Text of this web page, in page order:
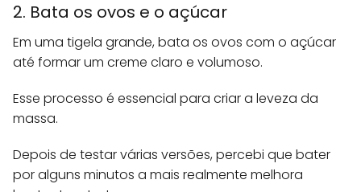
2. Bata os ovos e o açúcar
Em uma tigela grande, bata os ovos com o açúcar
até formar um creme claro e volumoso.
Esse processo é essencial para criar a leveza da
massa.
Depois de testar várias versões, percebi que bater
por alguns minutos a mais realmente melhora